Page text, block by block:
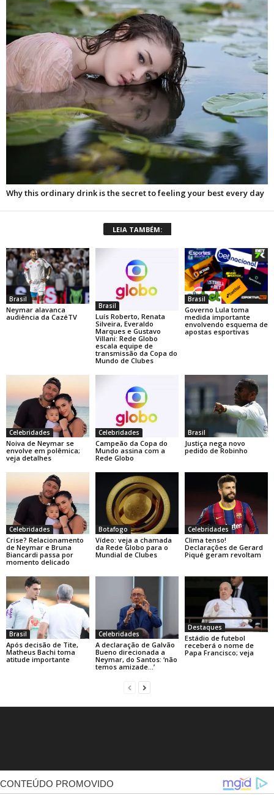
LEIA TAMBÉM:
Brasil
Neymar alavanca
audiência da CazéTV
Brasil
Luís Roberto, Renata
Silveira, Everaldo
Marques e Gustavo
Villani: Rede Globo
escala equipe de
transmissão da Copa do
Mundo de Clubes
Brasil
Governo Lula toma
medida importante
envolvendo esquema de
apostas esportivas
Celebridades
Noiva de Neymar se
envolve em polêmica;
veja detalhes
Celebridades
Campeão da Copa do
Mundo assina com a
Rede Globo
Brasil
Justiça nega novo
pedido de Robinho
Celebridades
Crise? Relacionamento
de Neymar e Bruna
Biancardi passa por
momento delicado
Botafogo
Vídeo: veja a chamada
da Rede Globo para o
Mundial de Clubes
Celebridades
Clima tenso!
Declarações de Gerard
Piqué geram revoltam
Brasil
Após decisão de Tite,
Matheus Bachi toma
atitude importante
Celebridades
A declaração de Galvão
Bueno direcionada a
Neymar, do Santos: ‘não
temos amizade…’
Destaques
Estádio de futebol
receberá o nome de
Papa Francisco; veja